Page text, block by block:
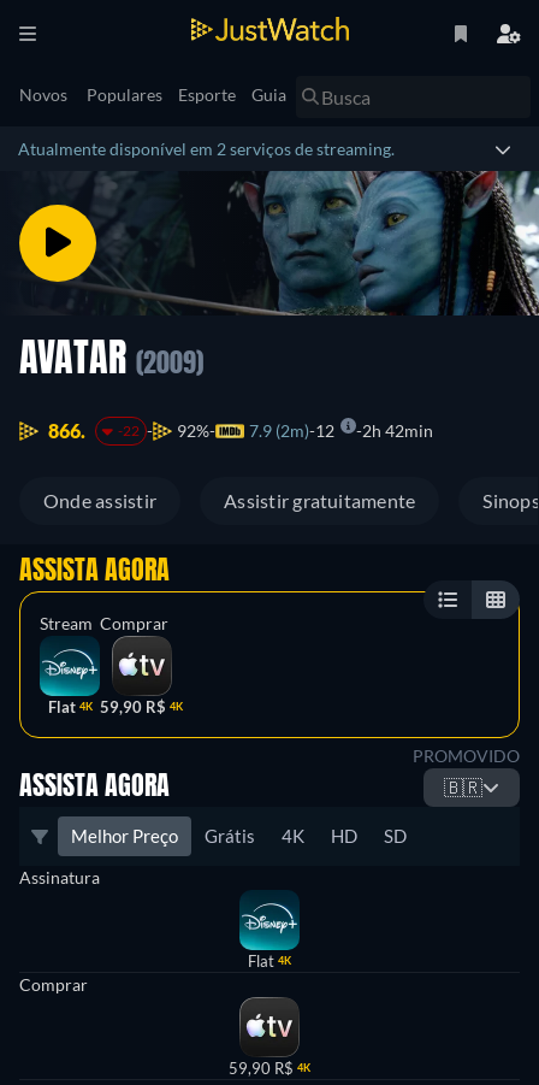
Novos Populares Esporte Guia
Atualmente disponível em 2 serviços de streaming.
AVATAR (2009)
866. -22 92% 7.9 (2m) 12 2h 42min
Onde assistir Assistir gratuitamente
ASSISTA AGORA
Stream
Flat 4K
Comprar
59,90 R$ 4K
PROMOVIDO
ASSISTA AGORA 🇧🇷
Melhor Preço Grátis 4K HD SD
Assinatura
Flat 4K
Comprar
59,90 R$ 4K